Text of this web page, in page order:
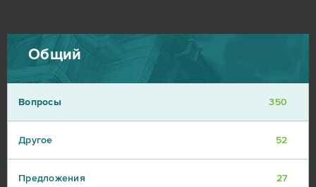
Общий
Вопросы 350
Другое 52
Предложения 27